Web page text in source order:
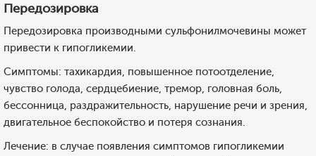
Передозировка
Передозировка производными сульфонилмочевины может
привести к гипогликемии.
Симптомы: тахикардия, повышенное потоотделение,
чувство голода, сердцебиение, тремор, головная боль,
бессонница, раздражительность, нарушение речи и зрения,
двигательное беспокойство и потеря сознания.
Лечение: в случае появления симптомов гипогликемии